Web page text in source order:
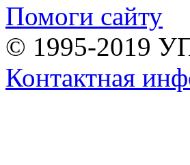
Помоги сайту
© 1995-2019
Контактная